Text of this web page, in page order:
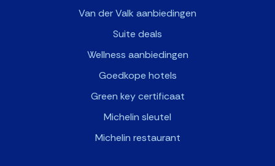
Van der Valk aanbiedingen
Suite deals
Wellness aanbiedingen
Goedkope hotels
Green key certificaat
Michelin sleutel
Michelin restaurant